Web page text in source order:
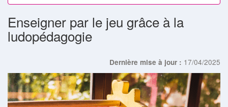
Enseigner par le jeu grâce à la
ludopédagogie
Dernière mise à jour : 17/04/2025